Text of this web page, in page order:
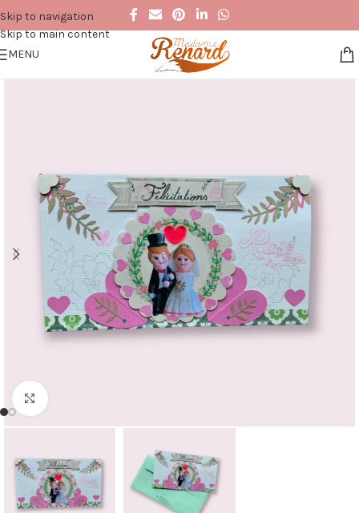
Skip to navigation
Skip to main content
MENU
Click to enlarge